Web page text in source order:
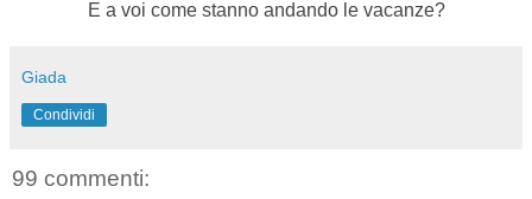
E a voi come stanno andando le vacanze?
Giada
Condividi
99 commenti: